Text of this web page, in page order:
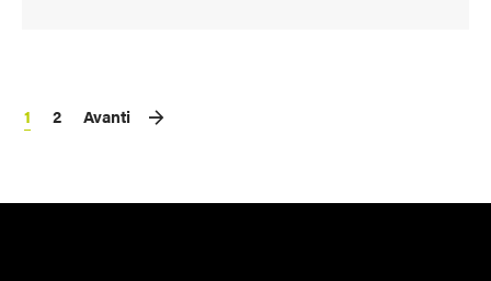
1 2 Avanti